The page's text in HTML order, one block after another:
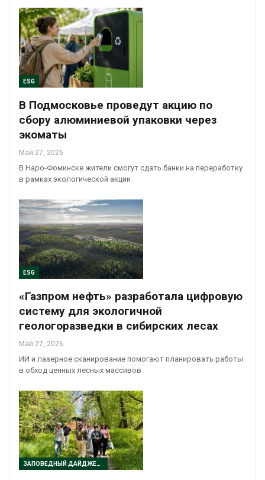
ESG
В Подмосковье проведут акцию по
сбору алюминиевой упаковки через
экоматы
Май 27, 2026
В Наро-Фоминске жители смогут сдать банки на переработку
в рамках экологической акции
ESG
«Газпром нефть» разработала цифровую
систему для экологичной
геологоразведки в сибирских лесах
Май 27, 2026
ИИ и лазерное сканирование помогают планировать работы
в обход ценных лесных массивов
ЗАПОВЕДНЫЙ ДАЙДЖЕСТ